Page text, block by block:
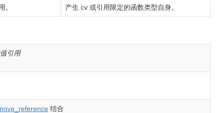
。 产生 cv 或引用限定的函数类型自身。
引用
结合